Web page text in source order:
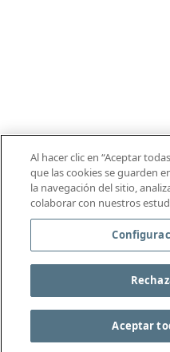
Al hacer clic en “Aceptar
que las cookies se guarden
la navegación del sitio,
colaborar con nuestros
Aceptar